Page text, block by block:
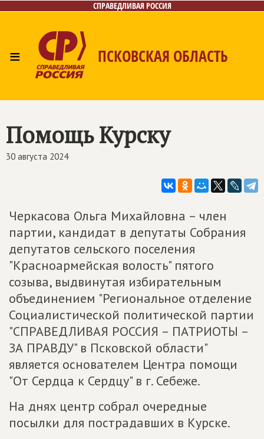
СПРАВЕДЛИВАЯ РОССИЯ
≡ ПСКОВСКАЯ ОБЛАСТЬ
Контакты
Помощь Курску
30 августа 2024
Черкасова Ольга Михайловна – член
партии, кандидат в депутаты Собрания
депутатов сельского поселения
"Красноармейская волость" пятого
созыва, выдвинутая избирательным
объединением "Региональное отделение
Социалистической политической партии
"СПРАВЕДЛИВАЯ РОССИЯ – ПАТРИОТЫ –
ЗА ПРАВДУ" в Псковской области"
является основателем Центра помощи
"От Сердца к Сердцу" в г. Себеже.
На днях центр собрал очередные
посылки для пострадавших в Курске.